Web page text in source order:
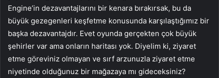
Engine’in dezavantajlarını bir kenara bırakırsak, bu da
büyük gezegenleri keşfetme konusunda karşılaştığımız bir
başka dezavantajdır. Evet oyunda gerçekten çok büyük
şehirler var ama onların haritası yok. Diyelim ki, ziyaret
etme göreviniz olmayan ve sırf arzunuzla ziyaret etme
niyetinde olduğunuz bir mağazaya mı gideceksiniz?